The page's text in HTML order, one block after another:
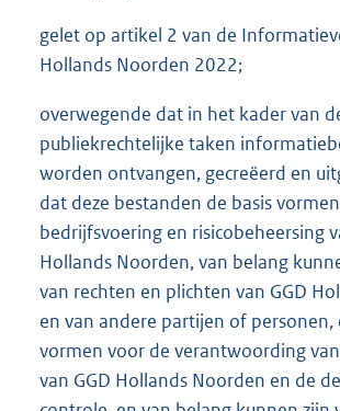
gelet op artikel 2 van de
Hollands Noorden 2022;
overwegende dat in het kader van
publiekrechtelijke taken
worden ontvangen, gecreëerd en
dat deze bestanden de basis
bedrijfsvoering en risicobeheersing
Hollands Noorden, van belang
van rechten en plichten van GGD
en van andere partijen of personen,
vormen voor de verantwoording
van GGD Hollands Noorden en de